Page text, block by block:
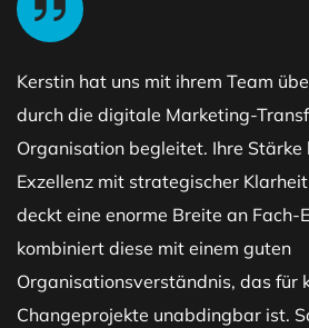
Kerstin hat uns mit ihrem Team
durch die digitale Marketing-
Organisation begleitet. Ihre
Exzellenz mit strategischer
deckt eine enorme Breite an Fach-
kombiniert diese mit einem guten
Organisationsverständnis, das für
Changeprojekte unabdingbar ist.